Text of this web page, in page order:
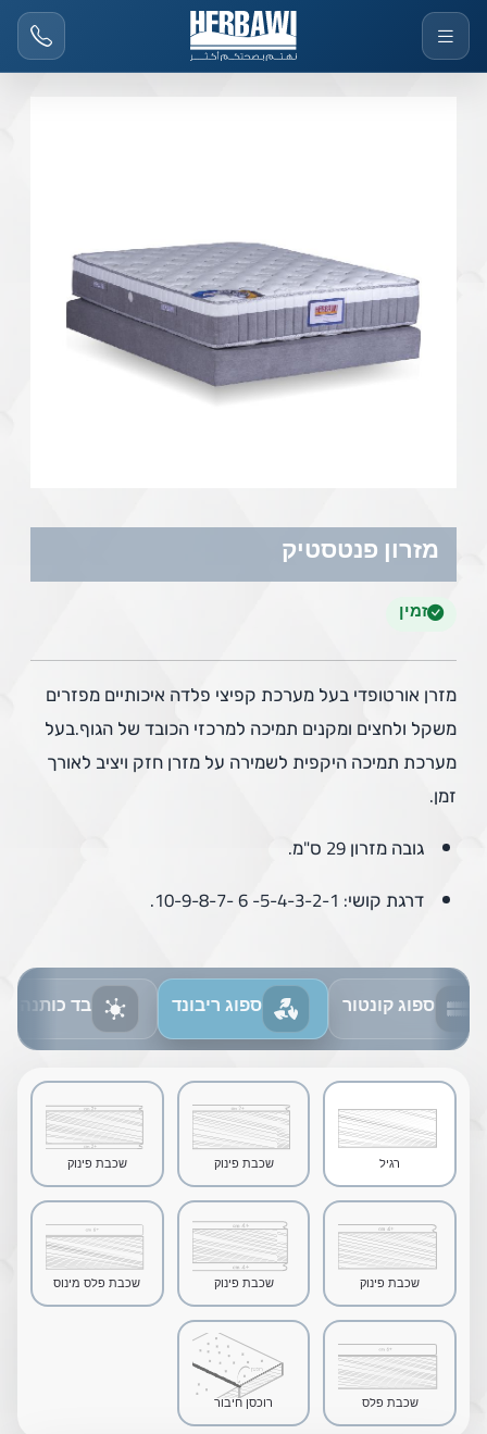
מזרון פנטסטיק
זמין
מזרן אורטופדי בעל מערכת קפיצי פלדה איכותיים מפזרים
משקל ולחצים ומקנים תמיכה למרכזי הכובד של הגוף.בעל
מערכת תמיכה היקפית לשמירה על מזרן חזק ויציב לאורך
זמן.
גובה מזרון 29 ס"מ.
דרגת קושי: 5-4-3-2-1- 6 -10-9-8-7.
ספוג קונטור ספוג ריבונד בד כותנה
רגיל
שכבת פינוק
שכבת פינוק
שכבת פינוק
שכבת פינוק
שכבת פלס מינוס
שכבת פלס רוכסן חיבור